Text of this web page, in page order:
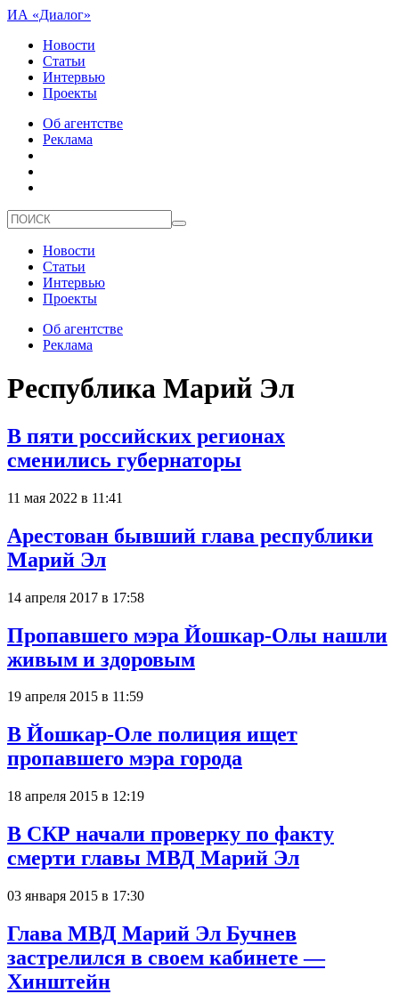
ИА «Диалог»
Новости
Статьи
Интервью
Проекты
Об агентстве
Реклама
Новости
Статьи
Интервью
Проекты
Об агентстве
Реклама
Республика Марий Эл
В пяти российских регионах
сменились губернаторы
11 мая 2022 в 11:41
Арестован бывший глава республики
Марий Эл
14 апреля 2017 в 17:58
Пропавшего мэра Йошкар-Олы нашли
живым и здоровым
19 апреля 2015 в 11:59
В Йошкар-Оле полиция ищет
пропавшего мэра города
18 апреля 2015 в 12:19
В СКР начали проверку по факту
смерти главы МВД Марий Эл
03 января 2015 в 17:30
Глава МВД Марий Эл Бучнев
застрелился в своем кабинете —
Хинштейн